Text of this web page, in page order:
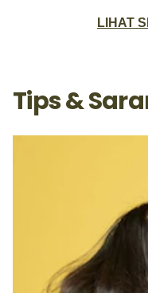
LIHAT
Tips &